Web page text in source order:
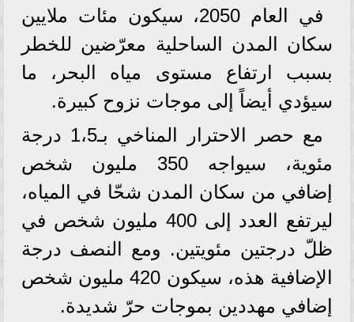
في العام 2050، سيكون مئات ملايين
سكان المدن الساحلية معرّضين للخطر
بسبب ارتفاع مستوى مياه البحر، ما
سيؤدي أيضاً إلى موجات نزوح كبيرة.
مع حصر الاحترار المناخي بـ1،5 درجة
مئوية، سيواجه 350 مليون شخص
إضافي من سكان المدن شحّا في المياه،
ليرتفع العدد إلى 400 مليون شخص في
ظلّ درجتين مئويتين. ومع النصف درجة
الإضافية هذه، سيكون 420 مليون شخص
إضافي مهددين بموجات حرّ شديدة.